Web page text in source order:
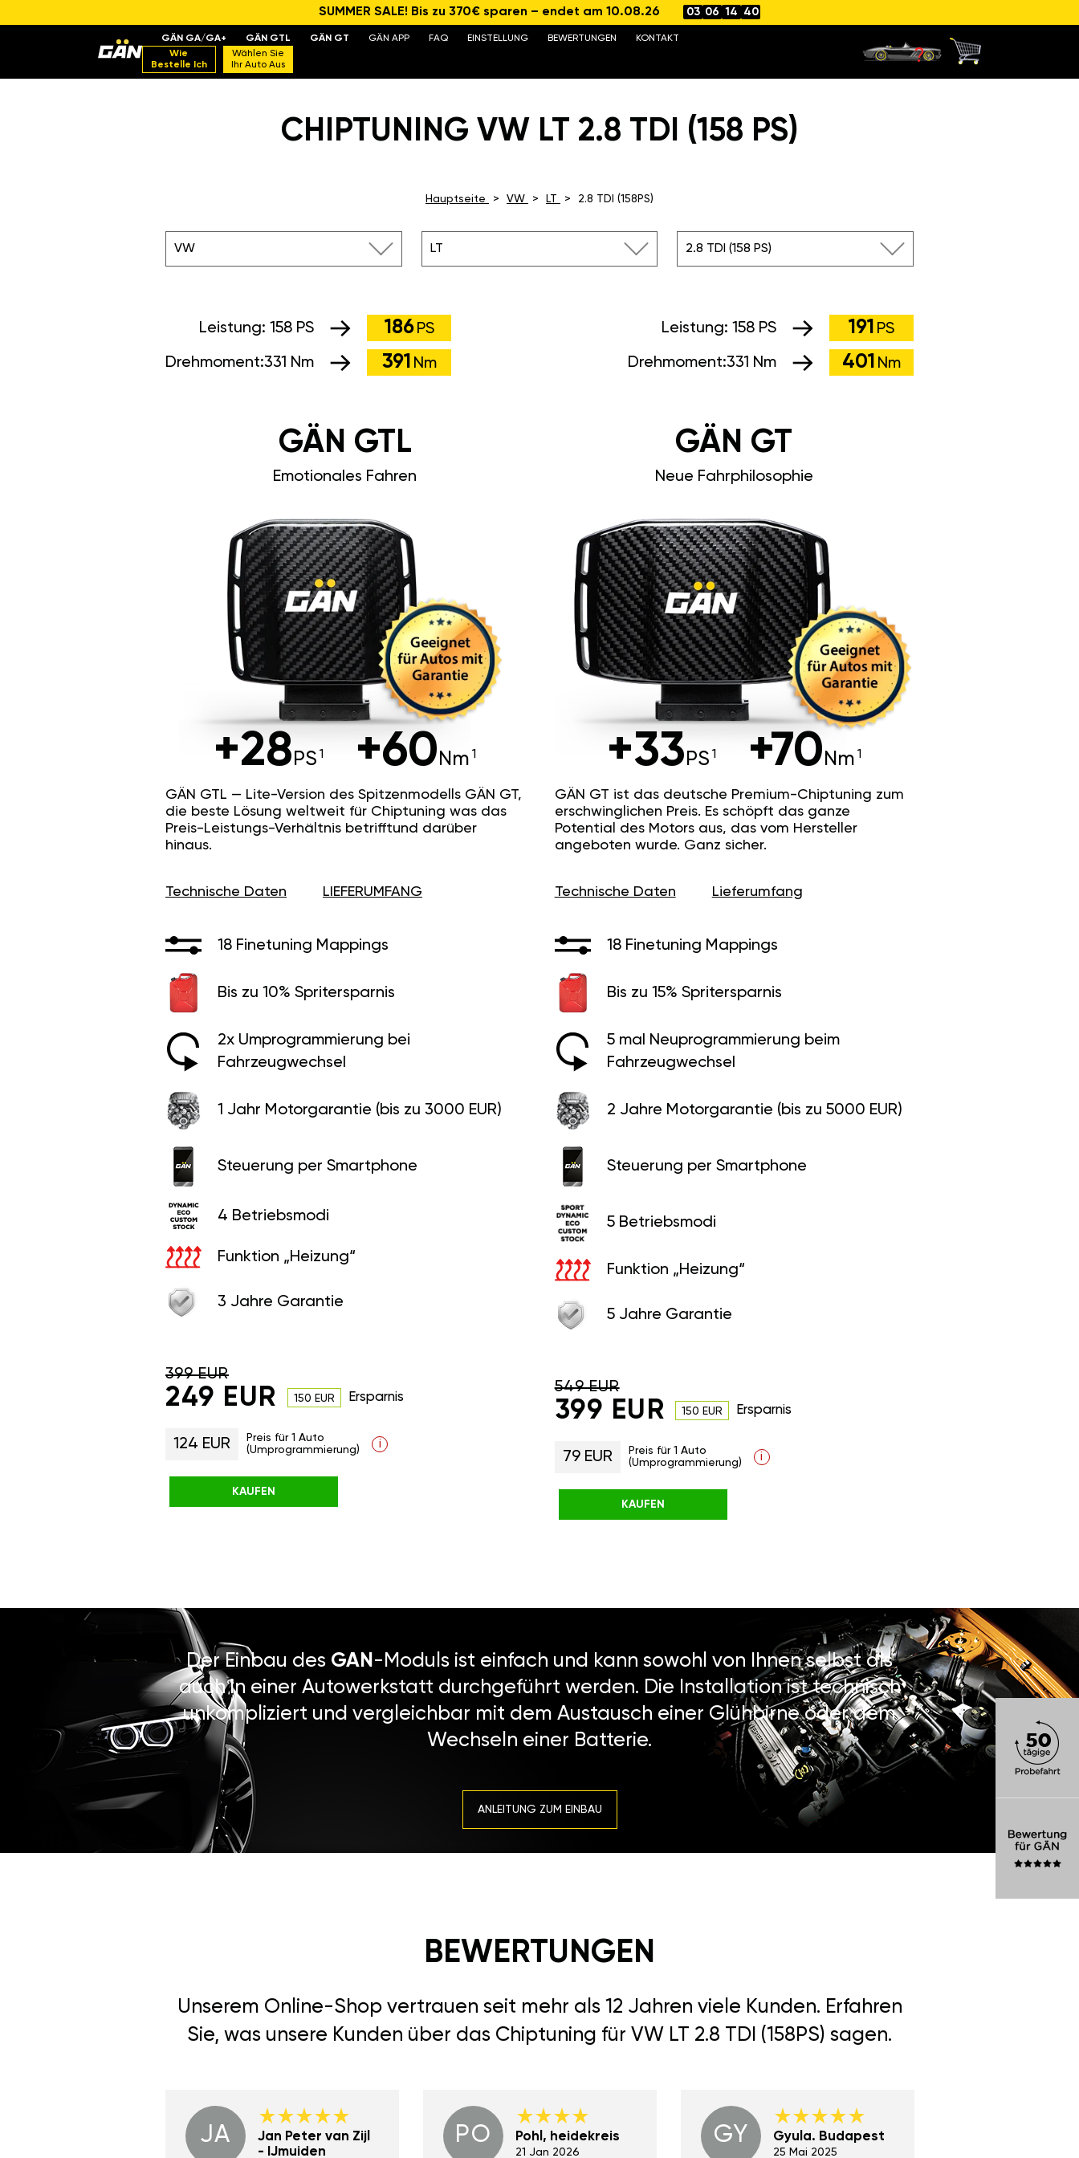
SUMMER SALE! Bis zu 370€ sparen – endet am 10.08.26 03 06 14 39
GÄN GA/GA+ GÄN GTL GÄN GT GÄN APP FAQ EINSTELLUNG BEWERTUNGEN
KONTAKT
Wie
Bestelle Ich
Wählen Sie
Ihr Auto Aus
CHIPTUNING VW LT 2.8 TDI (158 PS)
Hauptseite VW LT 2.8 TDI (158PS)
VW LT 2.8 TDI (158 PS)
Leistung: 158 PS 191 PS
Drehmoment:331 Nm 401 Nm
Leistung: 158 PS 186 PS
Drehmoment:331 Nm 391 Nm
GÄN GT
Neue Fahrphilosophie
+33 PS +70 Nm
GÄN GT ist das deutsche Premium-Chiptuning zum
erschwinglichen Preis. Es schöpft das ganze
Potential des Motors aus, das vom Hersteller
angeboten wurde. Ganz sicher.
Technische Daten Lieferumfang
18 Finetuning Mappings
Bis zu 15% Spritersparnis
5 mal Neuprogrammierung beim
Fahrzeugwechsel
2 Jahre Motorgarantie (bis zu 5000 EUR)
Steuerung per Smartphone
5 Betriebsmodi
Funktion „Heizung“
5 Jahre Garantie
549 EUR
399 EUR 150 EUR Ersparnis
79 EUR
Preis für 1 Auto
(Umprogrammierung)
i
KAUFEN
GÄN GTL
Emotionales Fahren
+28 PS +60 Nm
GÄN GTL — Lite-Version des Spitzenmodells GÄN GT,
die beste Lösung weltweit für Chiptuning was das
Preis-Leistungs-Verhältnis betrifftund darüber
hinaus.
Technische Daten LIEFERUMFANG
18 Finetuning Mappings
Bis zu 10% Spritersparnis
2x Umprogrammierung bei
Fahrzeugwechsel
1 Jahr Motorgarantie (bis zu 3000 EUR)
Steuerung per Smartphone
4 Betriebsmodi
Funktion „Heizung“
3 Jahre Garantie
399 EUR
249 EUR 150 EUR Ersparnis
124 EUR
Preis für 1 Auto
(Umprogrammierung)
i
KAUFEN
Der Einbau des GAN -Moduls ist einfach und kann sowohl von Ihnen selbst als
auch in einer Autowerkstatt durchgeführt werden. Die Installation ist technisch
unkompliziert und vergleichbar mit dem Austausch einer Glühbirne oder dem
Wechseln einer Batterie.
ANLEITUNG ZUM EINBAU
BEWERTUNGEN
Unserem Online-Shop vertrauen seit mehr als 12 Jahren viele Kunden. Erfahren
Sie, was unsere Kunden über das Chiptuning für VW LT 2.8 TDI (158PS) sagen.
JA
Jan Peter van Zijl
- IJmuiden
PO Pohl, heidekreis
21 Jan 2026
GY Gyula. Budapest
25 Mai 2025